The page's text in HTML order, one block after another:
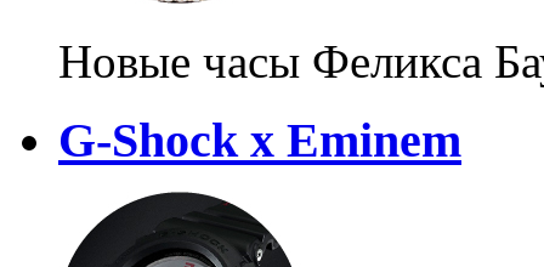
Новые часы Феликса
G-Shock х Eminem